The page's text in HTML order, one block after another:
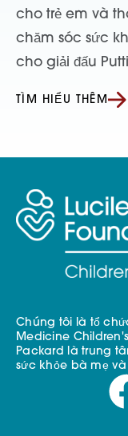
cho trẻ em và
chăm sóc sức
cho giải đấu
TÌM HIỂU THÊM
Chúng tôi là tổ
Medicine
Packard là trung
sức khỏe bà mẹ và